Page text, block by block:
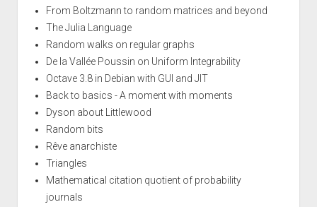
From Boltzmann to random matrices and beyond
The Julia Language
Random walks on regular graphs
De la Vallée Poussin on Uniform Integrability
Octave 3.8 in Debian with GUI and JIT
Back to basics - A moment with moments
Dyson about Littlewood
Random bits
Rêve anarchiste
Triangles
Mathematical citation quotient of probability
journals